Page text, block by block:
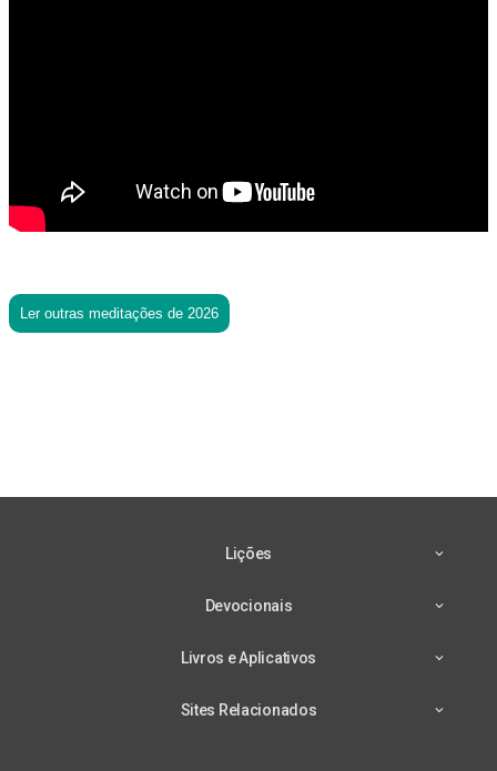
Ler outras meditações de 2026
Lições
Devocionais
Livros e Aplicativos
Sites Relacionados